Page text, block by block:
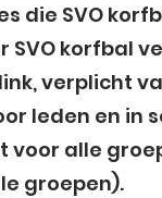
die SVO
SVO korfbal
verplicht
leden en in
voor alle
groepen).